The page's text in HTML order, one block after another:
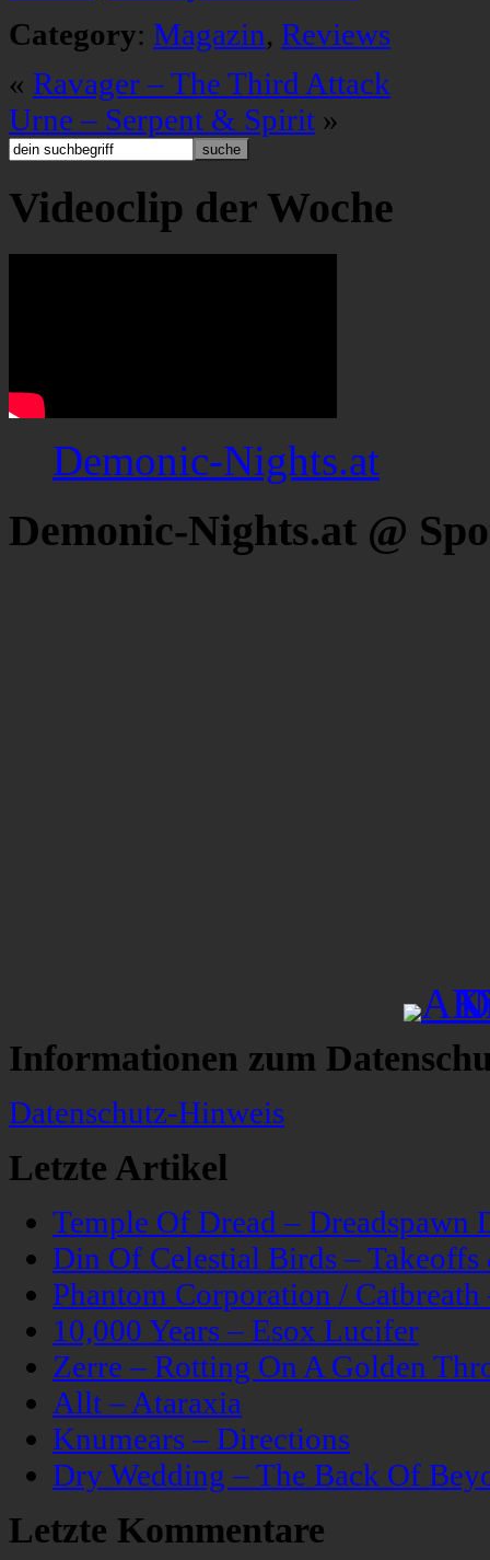
Category: Magazin, Reviews
« Ravager – The Third Attack
Urne – Serpent & Spirit »
Videoclip der Woche
Demonic-Nights.at
Demonic-Nights.at @
Informationen zum
Datenschutz-Hinweis
Letzte Artikel
Temple Of Dread – Dreadspawn
Din Of Celestial Birds –
Phantom Corporation /
10,000 Years – Esox Lucifer
Zerre – Rotting On A Golden
Allt – Ataraxia
Knumears – Directions
Dry Wedding – The Back Of
Letzte Kommentare